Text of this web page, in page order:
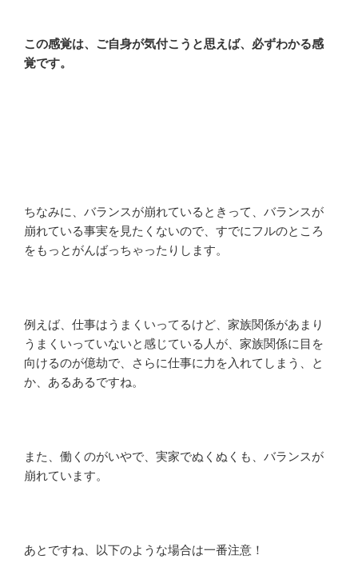
この感覚は、ご自身が気付こうと思えば、必ずわかる感
覚です。
ちなみに、バランスが崩れているときって、バランスが
崩れている事実を見たくないので、すでにフルのところ
をもっとがんばっちゃったりします。
例えば、仕事はうまくいってるけど、家族関係があまり
うまくいっていないと感じている人が、家族関係に目を
向けるのが億劫で、さらに仕事に力を入れてしまう、と
か、あるあるですね。
また、働くのがいやで、実家でぬくぬくも、バランスが
崩れています。
あとですね、以下のような場合は一番注意！